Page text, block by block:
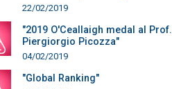
22/02/2019
"2019 O'Ceallaigh medal al Prof.
Piergiorgio Picozza"
04/02/2019
"Global Ranking"